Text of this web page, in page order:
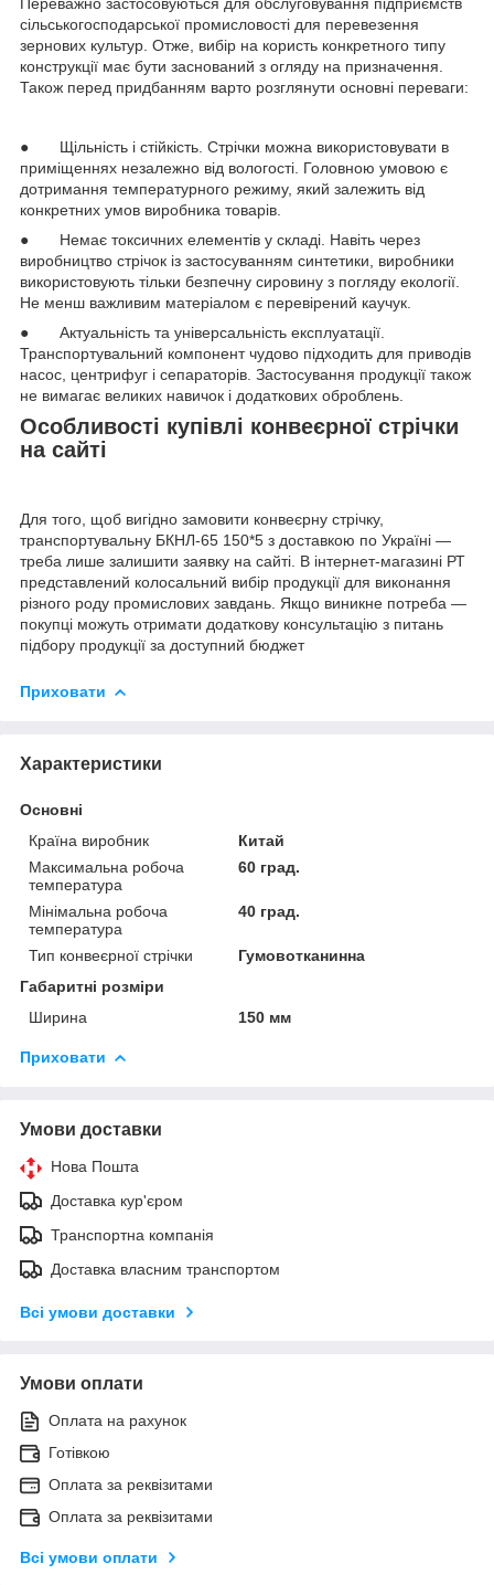
сільськогосподарської промисловості для перевезення
зернових культур. Отже, вибір на користь конкретного типу
конструкції має бути заснований з огляду на призначення.
Також перед придбанням варто розглянути основні переваги:
● Щільність і стійкість. Стрічки можна використовувати в
приміщеннях незалежно від вологості. Головною умовою є
дотримання температурного режиму, який залежить від
конкретних умов виробника товарів.
● Немає токсичних елементів у складі. Навіть через
виробництво стрічок із застосуванням синтетики, виробники
використовують тільки безпечну сировину з погляду екології.
Не менш важливим матеріалом є перевірений каучук.
● Актуальність та універсальність експлуатації.
Транспортувальний компонент чудово підходить для приводів
насос, центрифуг і сепараторів. Застосування продукції також
не вимагає великих навичок і додаткових оброблень.
Особливості купівлі конвеєрної стрічки
на сайті
Для того, щоб вигідно замовити конвеєрну стрічку,
транспортувальну БКНЛ-65 150*5 з доставкою по Україні —
треба лише залишити заявку на сайті. В інтернет-магазині РТ
представлений колосальний вибір продукції для виконання
різного роду промислових завдань. Якщо виникне потреба —
покупці можуть отримати додаткову консультацію з питань
підбору продукції за доступний бюджет
Приховати
Характеристики
Основні
Країна виробник
Китай
Максимальна робоча
температура
60 град.
Мінімальна робоча
температура
40 град.
Тип конвеєрної стрічки
Гумовотканинна
Габаритні розміри
Ширина
150 мм
Приховати
Умови доставки
Нова Пошта
Доставка кур'єром
Транспортна компанія
Доставка власним транспортом
Всі умови доставки
Умови оплати
Оплата на рахунок
Готівкою
Оплата за реквізитами
Оплата за реквізитами
Всі умови оплати